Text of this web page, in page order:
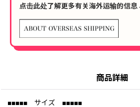
点击此处了解更多有关海外运输的信息
商品詳細
■■■■■ サイズ ■■■■■